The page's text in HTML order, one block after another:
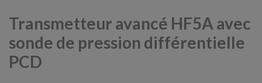
Transmetteur avancé HF5A avec
sonde de pression différentielle
PCD